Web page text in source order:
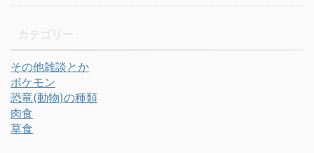
その他雑談とか
ポケモン
恐竜(動物)の種類
肉食
草食